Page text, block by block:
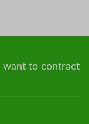
want to contract